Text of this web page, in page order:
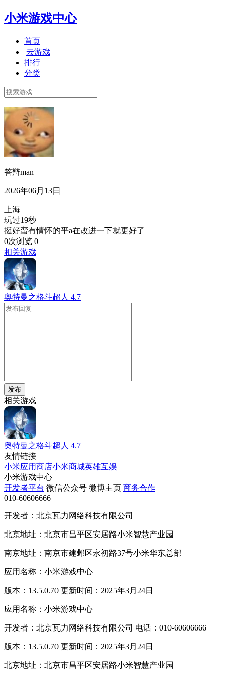
小米游戏中心
首页
云游戏
排行
分类
答辩man
2026年06月13日
上海
玩过19秒
挺好蛮有情怀的平a在改进一下就更好了
0次浏览 0
相关游戏
奥特曼之格斗超人 4.7
发布
相关游戏
奥特曼之格斗超人 4.7
友情链接
小米应用商店小米商城英雄互娱
小米游戏中心
开发者平台 微信公众号 微博主页 商务合作
010-60606666
开发者：北京瓦力网络科技有限公司
北京地址：北京市昌平区安居路小米智慧产业园
南京地址：南京市建邺区永初路37号小米华东总部
应用名称：小米游戏中心
版本：13.5.0.70 更新时间：2025年3月24日
应用名称：小米游戏中心
开发者：北京瓦力网络科技有限公司 电话：010-60606666
版本：13.5.0.70 更新时间：2025年3月24日
北京地址：北京市昌平区安居路小米智慧产业园